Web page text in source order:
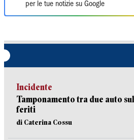
per le tue notizie su Google
Incidente
Tamponamento tra due auto
feriti
di Caterina Cossu